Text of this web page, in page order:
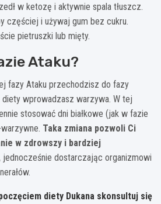
w ketozę i aktywnie spala tłuszcz.
częściej i używaj gum bez cukru.
pietruszki lub mięty.
Ataku?
fazy Ataku przechodzisz do fazy
wprowadzasz warzywa. W tej
stosować dni białkowe (jak w fazie
Taka zmiana pozwoli Ci
w zdrowszy i bardziej
jednocześnie dostarczając organizmowi
diety Dukana skonsultuj się